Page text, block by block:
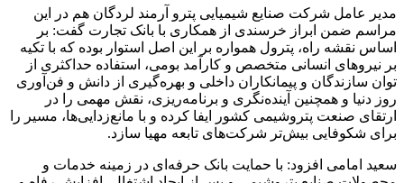
مدیر عامل شرکت صنایع شیمیایی پترو آرمند لردگان هم در این
مراسم ضمن ابراز خرسندی از همکاری با بانک تجارت گفت: بر
اساس نقشه راه، پترول همواره بر این اصل استوار بوده که با تکیه‌
بر نیروهای انسانی متخصص و کارآمد بومی، استفاده حداکثری از
توان سازندگان و پیمانکاران داخلی و بهره‌گیری از دانش و فن‌آوری
روز دنیا و همچنین آینده‌نگری و برنامه‌ریزی، نقش مهمی را در
ارتقای صنعت پتروشیمی کشور ایفا کرده و با مانع‌زدایی‌ها، مسیر را
برای شکوفایی بیش‌تر شرکت‌های تابعه مهیا سازد.
سعید امامی افزود: با حمایت بانک حرفه‌ای در زمینه خدمات و